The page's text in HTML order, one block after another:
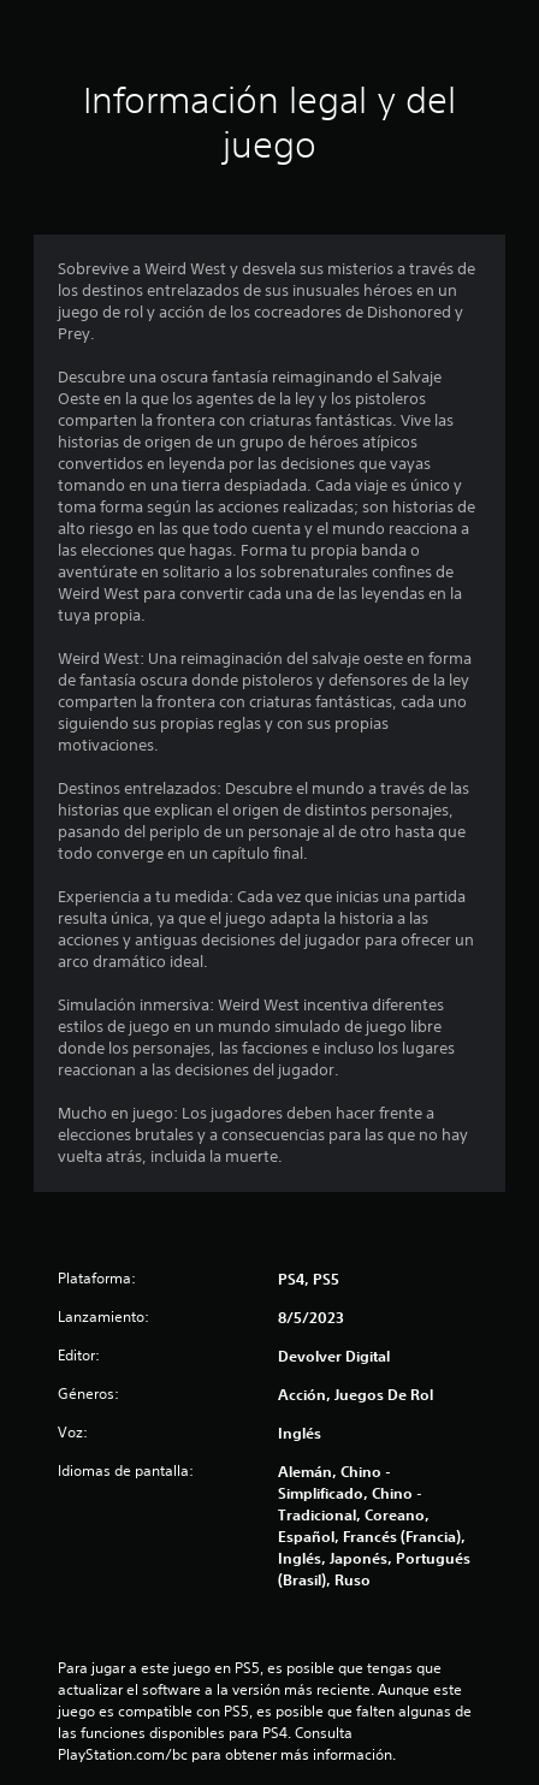
r
l
a
s
e
n
n
o
a
d
e
5
9
4
c
l
n
e
Información legal y del
juego
Sobrevive a Weird West y desvela sus misterios a través de
los destinos entrelazados de sus inusuales héroes en un
juego de rol y acción de los cocreadores de Dishonored y
Prey.
Descubre una oscura fantasía reimaginando el Salvaje
Oeste en la que los agentes de la ley y los pistoleros
comparten la frontera con criaturas fantásticas. Vive las
historias de origen de un grupo de héroes atípicos
convertidos en leyenda por las decisiones que vayas
tomando en una tierra despiadada. Cada viaje es único y
toma forma según las acciones realizadas; son historias de
alto riesgo en las que todo cuenta y el mundo reacciona a
las elecciones que hagas. Forma tu propia banda o
aventúrate en solitario a los sobrenaturales confines de
Weird West para convertir cada una de las leyendas en la
tuya propia.
Weird West: Una reimaginación del salvaje oeste en forma
de fantasía oscura donde pistoleros y defensores de la ley
comparten la frontera con criaturas fantásticas, cada uno
siguiendo sus propias reglas y con sus propias
motivaciones.
Destinos entrelazados: Descubre el mundo a través de las
historias que explican el origen de distintos personajes,
pasando del periplo de un personaje al de otro hasta que
todo converge en un capítulo final.
Experiencia a tu medida: Cada vez que inicias una partida
resulta única, ya que el juego adapta la historia a las
acciones y antiguas decisiones del jugador para ofrecer un
arco dramático ideal.
Simulación inmersiva: Weird West incentiva diferentes
estilos de juego en un mundo simulado de juego libre
donde los personajes, las facciones e incluso los lugares
reaccionan a las decisiones del jugador.
Mucho en juego: Los jugadores deben hacer frente a
elecciones brutales y a consecuencias para las que no hay
vuelta atrás, incluida la muerte.
Plataforma: PS4, PS5
Lanzamiento: 8/5/2023
Editor: Devolver Digital
Géneros: Acción, Juegos De Rol
Voz: Inglés
Idiomas de pantalla:
Alemán, Chino -
Simplificado, Chino -
Tradicional, Coreano,
Español, Francés (Francia),
Inglés, Japonés, Portugués
(Brasil), Ruso
Para jugar a este juego en PS5, es posible que tengas que
actualizar el software a la versión más reciente. Aunque este
juego es compatible con PS5, es posible que falten algunas de
las funciones disponibles para PS4. Consulta
PlayStation.com/bc para obtener más información.